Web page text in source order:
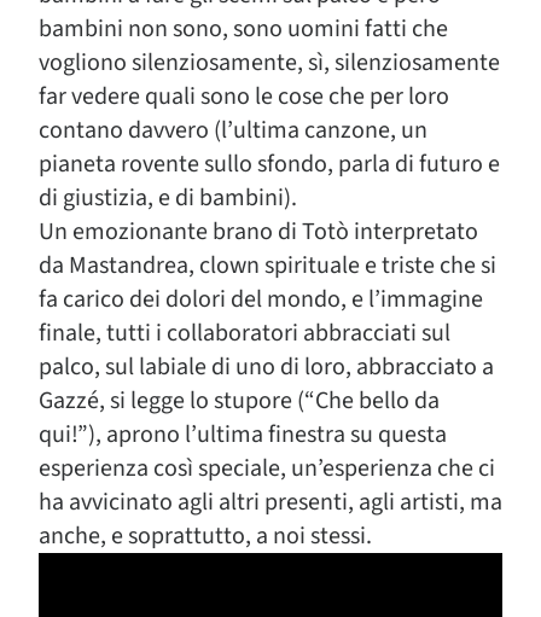
bambini non sono, sono uomini fatti che
vogliono silenziosamente, sì, silenziosamente
far vedere quali sono le cose che per loro
contano davvero (l’ultima canzone, un
pianeta rovente sullo sfondo, parla di futuro e
di giustizia, e di bambini).
Un emozionante brano di Totò interpretato
da Mastandrea, clown spirituale e triste che si
fa carico dei dolori del mondo, e l’immagine
finale, tutti i collaboratori abbracciati sul
palco, sul labiale di uno di loro, abbracciato a
Gazzé, si legge lo stupore (“Che bello da
qui!”), aprono l’ultima finestra su questa
esperienza così speciale, un’esperienza che ci
ha avvicinato agli altri presenti, agli artisti, ma
anche, e soprattutto, a noi stessi.